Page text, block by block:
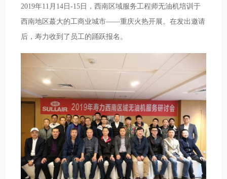
2019年11月14日-15日，西南区域服务工程师无油机培训于
西南地区蕞大的工商业城市——重庆火热开展。在发出邀请
后，寿力收到了员工的踊跃报名。